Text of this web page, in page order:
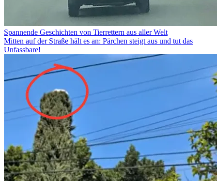
Spannende Geschichten von Tierrettern aus aller Welt
Mitten auf der Straße hält es an: Pärchen steigt aus und tut das
Unfassbare!